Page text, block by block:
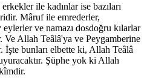
ile kadınlar ise bazıları
Mâruf ile emrederler,
ve namazı dosdoğru kılarlar
Ve Allah Teâlâ'ya ve Peygamberine
İşte bunları elbette ki, Allah Teâlâ
Şüphe yok ki Allah